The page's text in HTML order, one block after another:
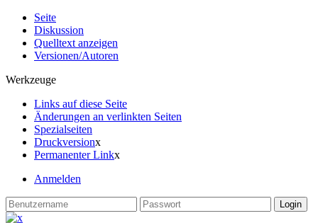
Seite
Diskussion
Quelltext anzeigen
Versionen/Autoren
Werkzeuge
Links auf diese Seite
Änderungen an verlinkten Seiten
Spezialseiten
Druckversionx
Permanenter Linkx
Anmelden